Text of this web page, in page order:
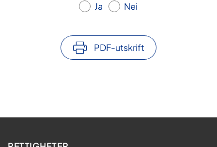
Ja Nei
PDF-utskrift